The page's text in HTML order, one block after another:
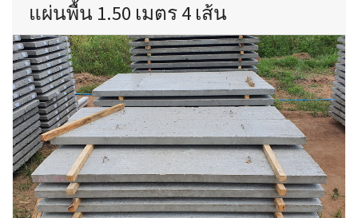
แผ่นพื้น 1.50 เมตร 4 เส้น